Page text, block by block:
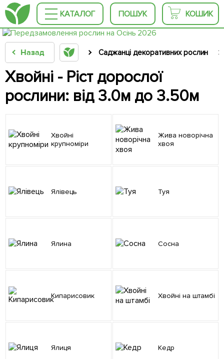
КАТАЛОГ ПОШУК КОШИК
Назад Саджанці декоративних рослин
Хвойні - Ріст дорослої
рослини: від 3.0м до 3.50м
Хвойні
крупноміри
Жива новорічна
хвоя
Ялівець Туя
Ялина Сосна
Кипарисовик Хвойні на штамбі
Ялиця Кедр